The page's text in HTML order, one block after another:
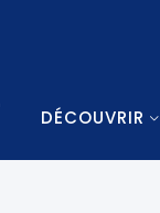
DÉCOUVRIR